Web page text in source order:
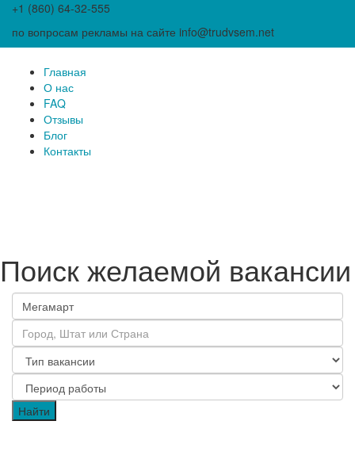
+1 (860) 64-32-555
по вопросам рекламы на сайте info@trudvsem.net
Главная
О нас
FAQ
Отзывы
Блог
Контакты
Поиск желаемой вакансии